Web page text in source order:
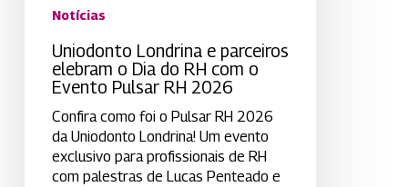
Pulsar
2026
Notícias
Uniodonto Londrina e parceiros
elebram o Dia do RH com o
Evento Pulsar RH 2026
Confira como foi o Pulsar RH 2026
da Uniodonto Londrina! Um evento
exclusivo para profissionais de RH
com palestras de Lucas Penteado e